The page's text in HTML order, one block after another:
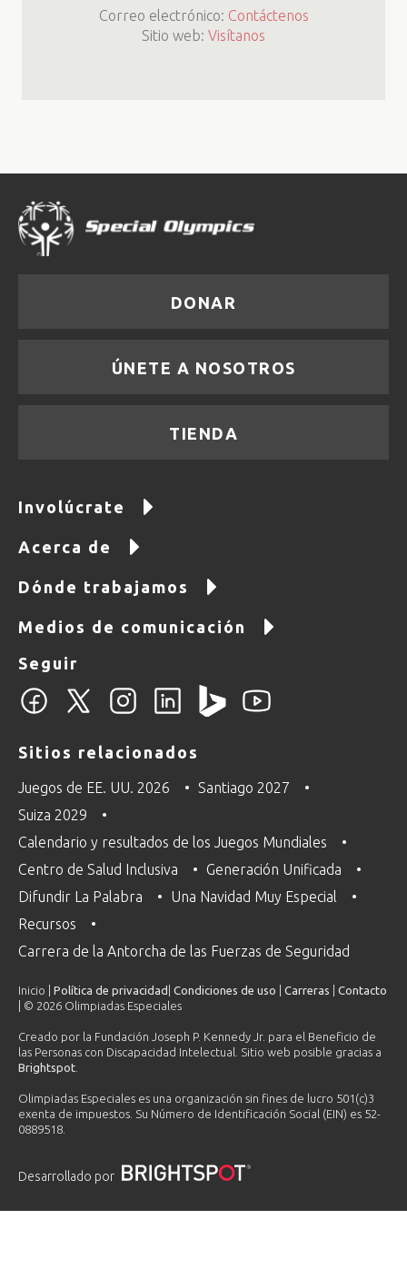
Correo electrónico: Contáctenos
Sitio web: Visítanos
DONAR
ÚNETE A NOSOTROS
TIENDA
Involúcrate
Acerca de
Dónde trabajamos
Medios de comunicación
Seguir
Sitios relacionados
Juegos de EE. UU. 2026
Santiago 2027
Suiza 2029
Calendario y resultados de los Juegos Mundiales
Centro de Salud Inclusiva
Generación Unificada
Difundir La Palabra
Una Navidad Muy Especial
Recursos
Carrera de la Antorcha de las Fuerzas de Seguridad
Inicio | Política de privacidad Condiciones de uso Carreras
Contacto
| © 2026 Olimpiadas Especiales
Creado por la Fundación Joseph P. Kennedy Jr. para el Beneficio de
las Personas con Discapacidad Intelectual. Sitio web posible gracias a
Brightspot
Olimpiadas Especiales es una organización sin fines de lucro 501(c)3
exenta de impuestos. Su Número de Identificación Social (EIN) es 52-
0889518.
Desarrollado por